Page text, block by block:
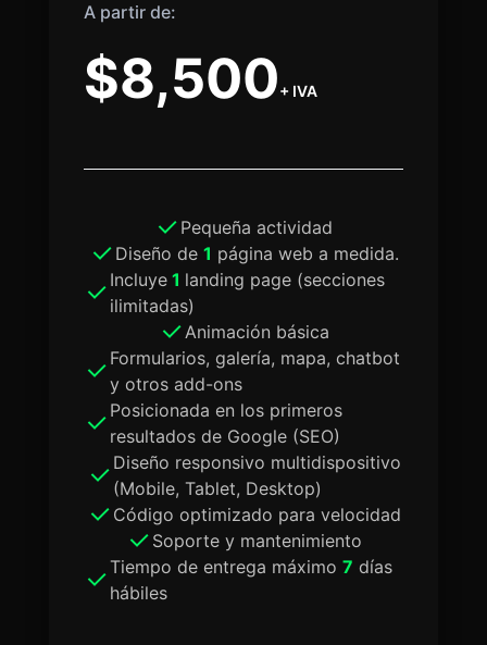
A partir de:
$8,500+ IVA
Pequeña actividad
Diseño de 1 página web a medida.
Incluye1 landing page (secciones
ilimitadas)
Animación básica
Formularios, galería, mapa, chatbot
y otros add-ons
Posicionada en los primeros
resultados de Google (SEO)
Diseño responsivo multidispositivo
(Mobile, Tablet, Desktop)
Código optimizado para velocidad
Soporte y mantenimiento
Tiempo de entrega máximo 7 días
hábiles